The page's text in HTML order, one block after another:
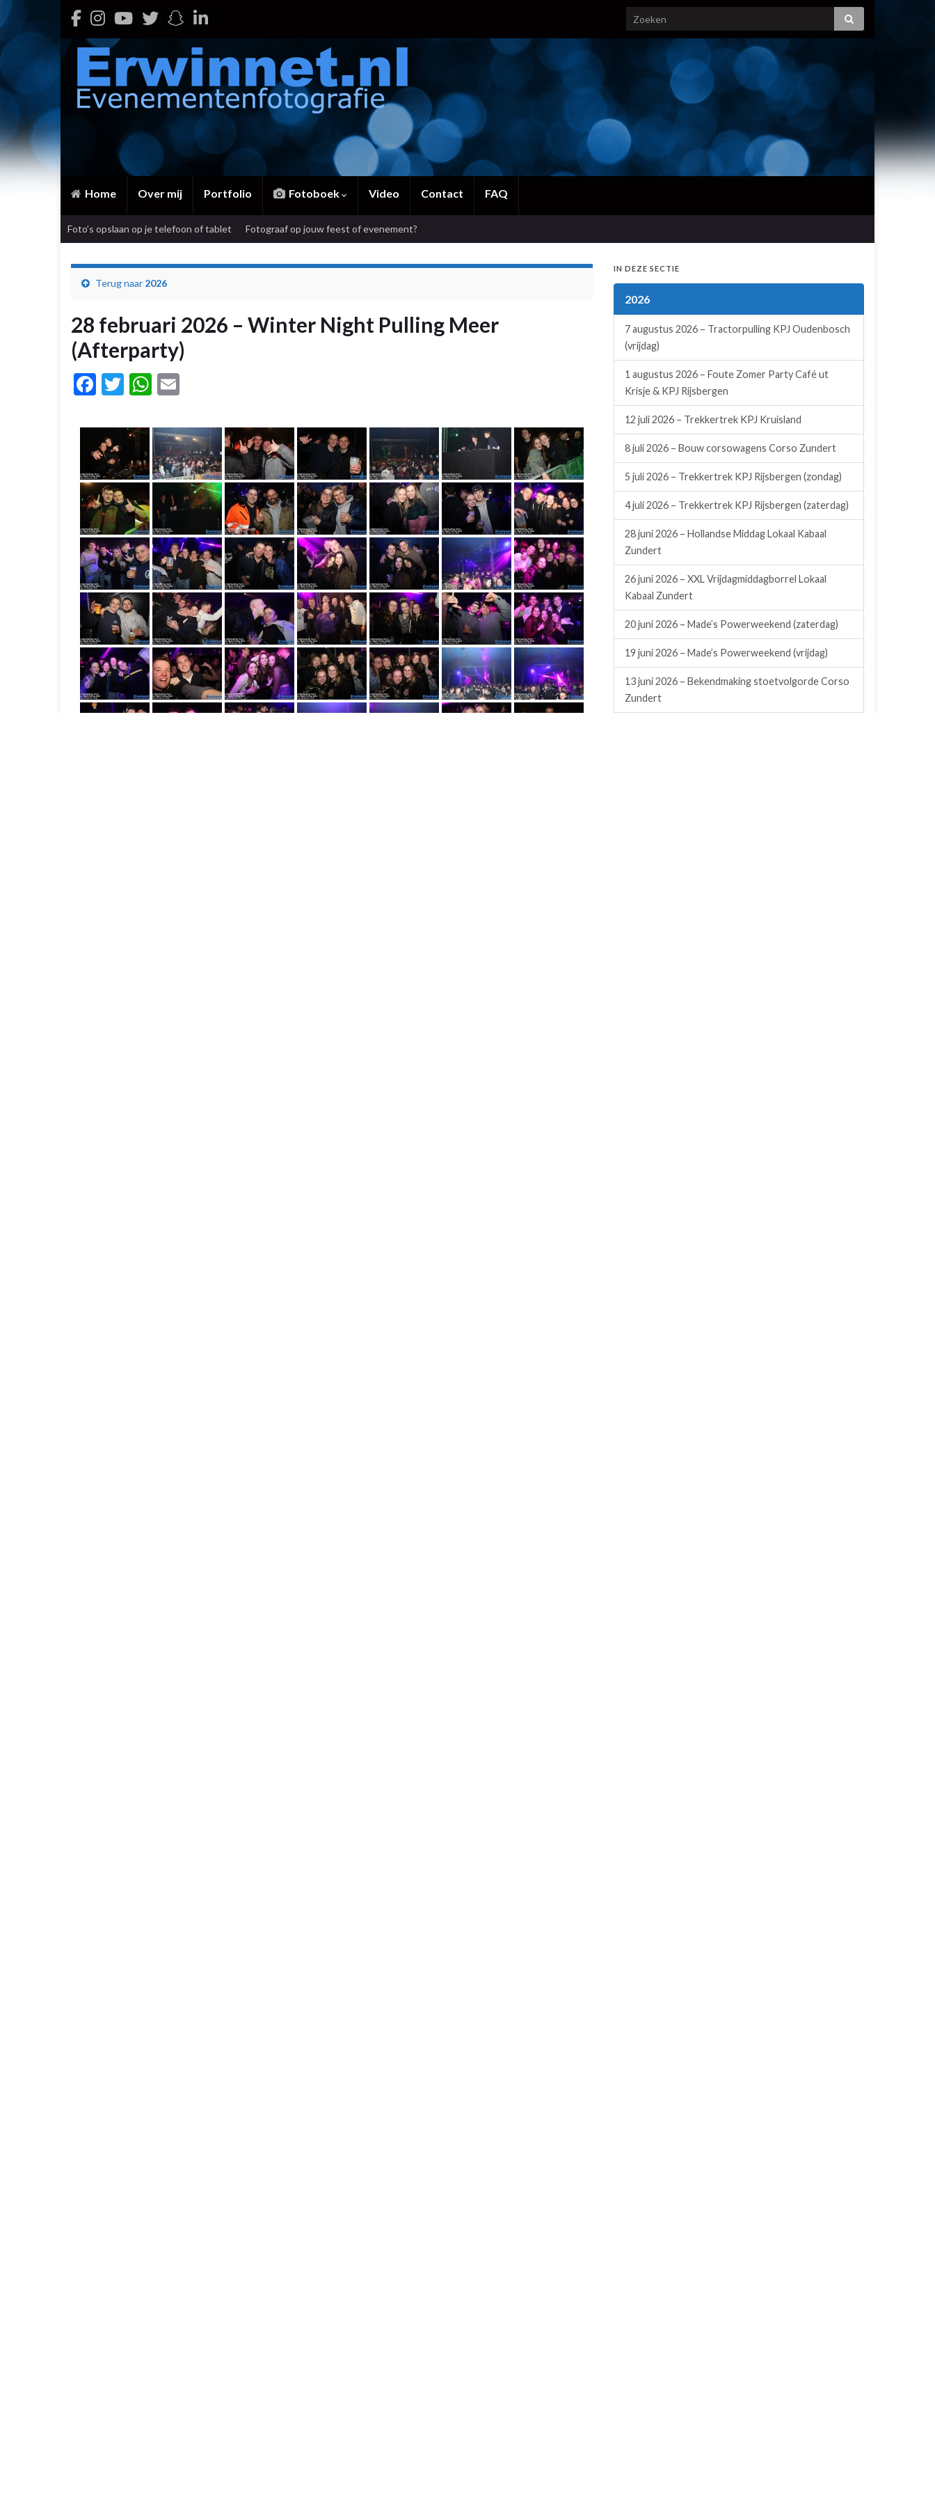
Home Over mij Portfolio Fotoboek Video Contact FAQ
Foto’s opslaan op je telefoon of tablet Fotograaf op jouw feest of evenement?
Terug naar 2026
28 februari 2026 – Winter Night Pulling Meer
(Afterparty)
Facebook
TwitterWhatsApp
IN DEZE SECTIE
2026
7 augustus 2026 – Tractorpulling KPJ Oudenbosch
(vrijdag)
1 augustus 2026 – Foute Zomer Party Café ut
Krisje & KPJ Rijsbergen
12 juli 2026 – Trekkertrek KPJ Kruisland
8 juli 2026 – Bouw corsowagens Corso Zundert
5 juli 2026 – Trekkertrek KPJ Rijsbergen (zondag)
4 juli 2026 – Trekkertrek KPJ Rijsbergen (zaterdag)
28 juni 2026 – Hollandse Middag Lokaal Kabaal
Zundert
26 juni 2026 – XXL Vrijdagmiddagborrel Lokaal
Kabaal Zundert
20 juni 2026 – Made’s Powerweekend (zaterdag)
19 juni 2026 – Made’s Powerweekend (vrijdag)
13 juni 2026 – Bekendmaking stoetvolgorde Corso
Zundert